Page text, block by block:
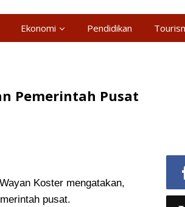
Ekonomi Pendidikan
Pemerintah Pusat
Koster mengatakan,
pusat.